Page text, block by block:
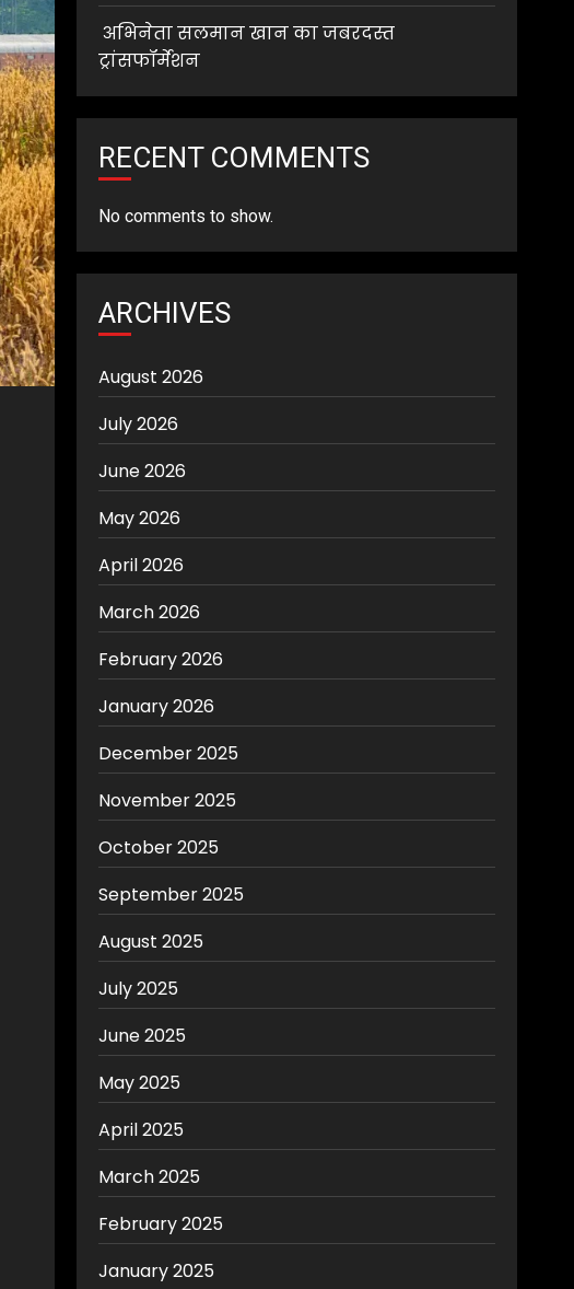
अभिनेता सलमान खान का जबरदस्त
ट्रांसफॉर्मेशन
RECENT COMMENTS
No comments to show.
ARCHIVES
August 2026
July 2026
June 2026
May 2026
April 2026
March 2026
February 2026
January 2026
December 2025
November 2025
October 2025
September 2025
August 2025
July 2025
June 2025
May 2025
April 2025
March 2025
February 2025
January 2025